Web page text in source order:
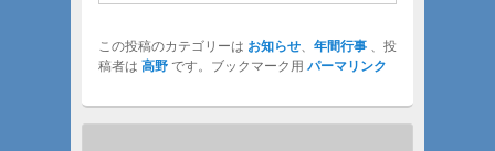
この投稿のカテゴリーは お知らせ、 年間行事、投
稿者は 高野です。ブックマーク用 パーマリンク